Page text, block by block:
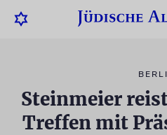
Steinmeier
Treffen mit